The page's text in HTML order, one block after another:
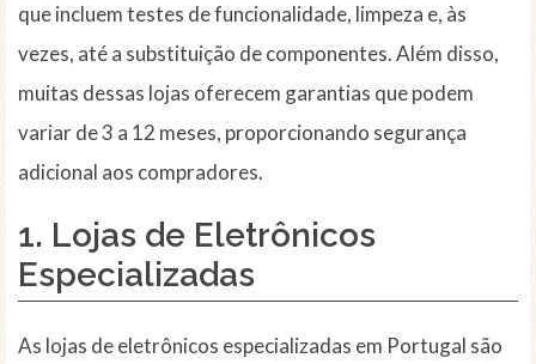
que incluem testes de funcionalidade, limpeza e, às
vezes, até a substituição de componentes. Além disso,
muitas dessas lojas oferecem garantias que podem
variar de 3 a 12 meses, proporcionando segurança
adicional aos compradores.
1. Lojas de Eletrônicos
Especializadas
As lojas de eletrônicos especializadas em Portugal são